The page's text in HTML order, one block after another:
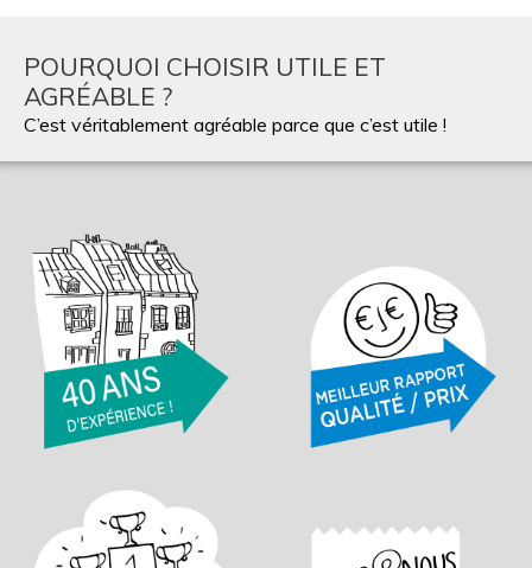
POURQUOI CHOISIR UTILE ET
AGRÉABLE ?
C’est véritablement agréable parce que c’est utile !